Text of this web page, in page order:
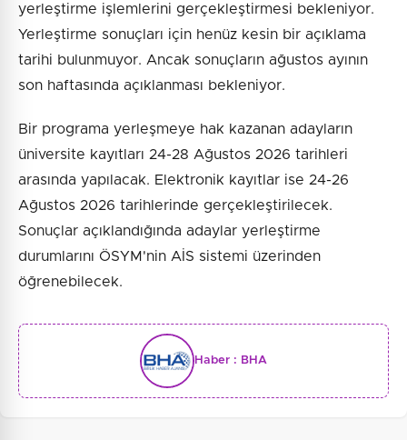
yerleştirme işlemlerini gerçekleştirmesi bekleniyor.
Yerleştirme sonuçları için henüz kesin bir açıklama
tarihi bulunmuyor. Ancak sonuçların ağustos ayının
son haftasında açıklanması bekleniyor.
Bir programa yerleşmeye hak kazanan adayların
üniversite kayıtları 24-28 Ağustos 2026 tarihleri
arasında yapılacak. Elektronik kayıtlar ise 24-26
Ağustos 2026 tarihlerinde gerçekleştirilecek.
Sonuçlar açıklandığında adaylar yerleştirme
durumlarını ÖSYM'nin AİS sistemi üzerinden
öğrenebilecek.
Haber : BHA